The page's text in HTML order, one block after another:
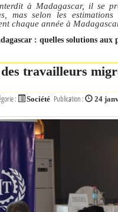
à Madagascar, il se
mas selon les
chaque année à
: quelles solutions aux
travailleurs
: Société Publication : 24